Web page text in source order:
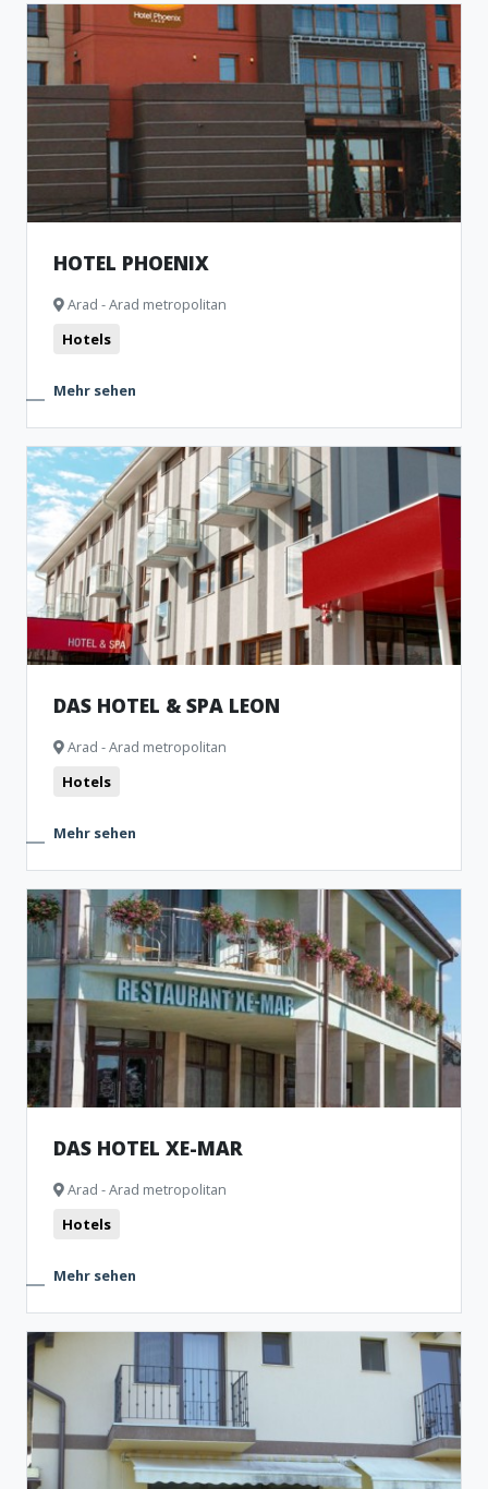
HOTEL PHOENIX
Arad - Arad metropolitan
Hotels
Mehr sehen
DAS HOTEL & SPA LEON
Arad - Arad metropolitan
Hotels
Mehr sehen
DAS HOTEL XE-MAR
Arad - Arad metropolitan
Hotels
Mehr sehen